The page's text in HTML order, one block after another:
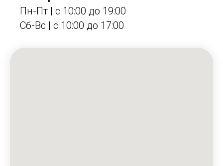
Пн-Пт | с 10:00 до 19:00
Сб-Вс | c 10:00 до 17:00